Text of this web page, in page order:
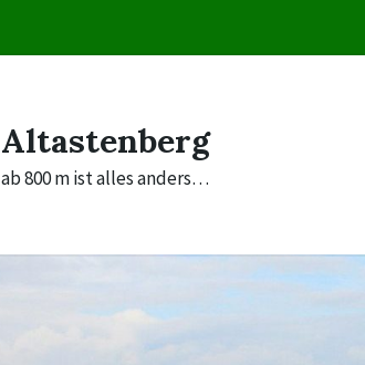
Altastenberg
ab 800 m ist alles anders…